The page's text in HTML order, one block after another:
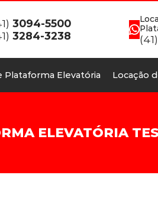
3094-5500
3284-3238 (41)
Plataforma Elevatória Locação
ELEVATÓRIA